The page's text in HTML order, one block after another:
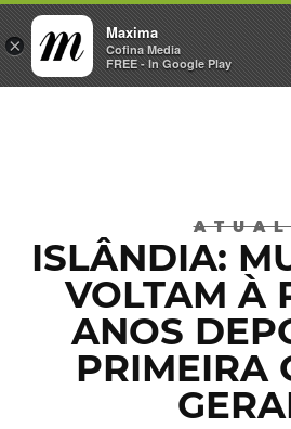
×
Maxima
Cofina Media
FREE - In Google Play
ATUAL
ISLÂNDIA:
VOLTAM À
ANOS
PRIMEIRA